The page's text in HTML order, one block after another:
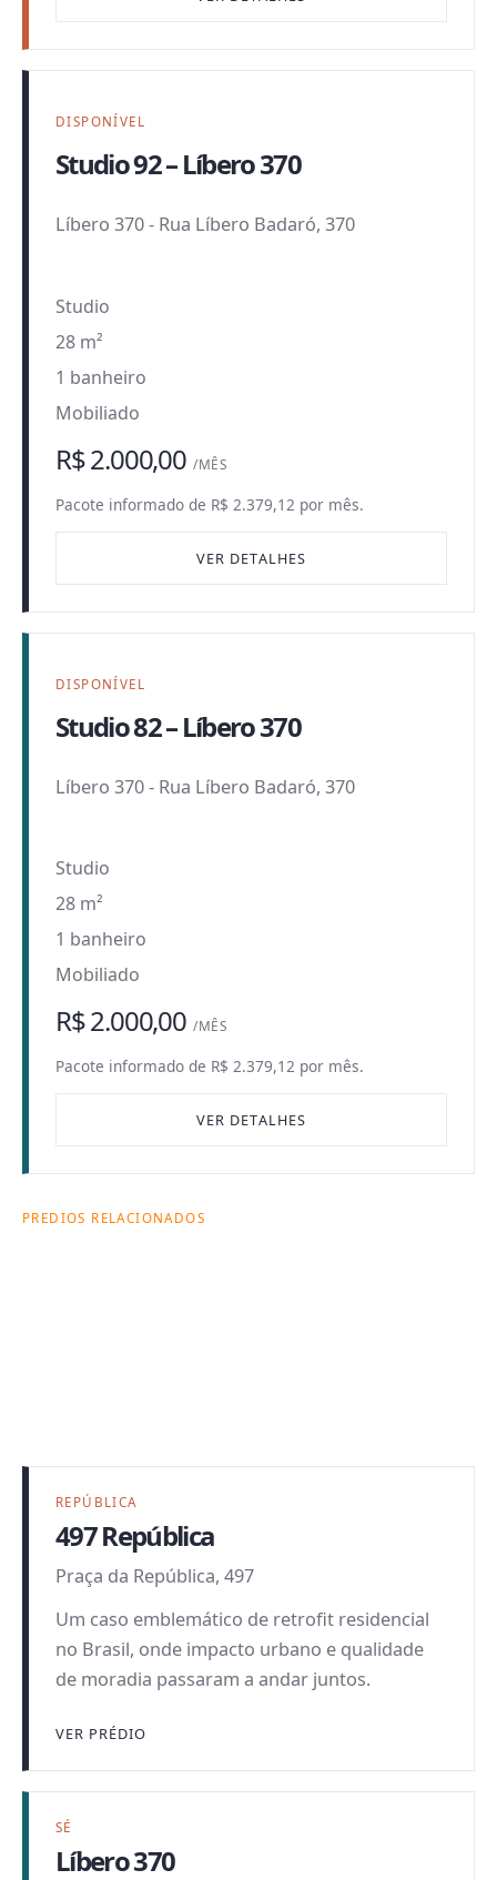
DISPONÍVEL
Studio 92 – Líbero 370
Líbero 370- Rua Líbero Badaró, 370
Studio
28 m²
1 banheiro
Mobiliado
R$ 2.000,00 /MÊS
Pacote informado de R$ 2.379,12 por mês.
VER DETALHES
DISPONÍVEL
Studio 82 – Líbero 370
Líbero 370- Rua Líbero Badaró, 370
Studio
28 m²
1 banheiro
Mobiliado
R$ 2.000,00 /MÊS
Pacote informado de R$ 2.379,12 por mês.
VER DETALHES
PREDIOS RELACIONADOS
REPÚBLICA
497 República
Praça da República, 497
Um caso emblemático de retrofit residencial
no Brasil, onde impacto urbano e qualidade
de moradia passaram a andar juntos.
VER PRÉDIO
SÉ
Líbero 370